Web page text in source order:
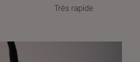
Très rapide